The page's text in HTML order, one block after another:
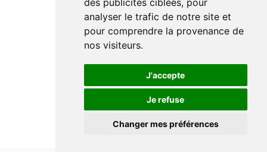
des publicités ciblées, pour
analyser le trafic de notre site et
pour comprendre la provenance de
nos visiteurs.
J'accepte
Je refuse
Changer mes préférences